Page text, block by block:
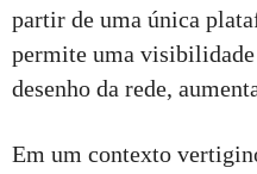
partir de uma única
permite uma
desenho da rede,
Em um contexto